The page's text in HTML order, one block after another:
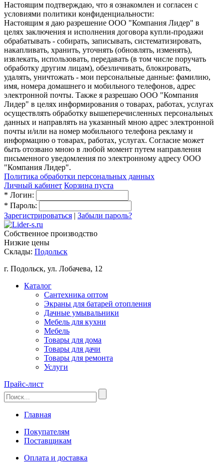
Настоящим подтверждаю, что я ознакомлен и согласен с
условиями политики конфиденциальности:
Настоящим я даю разрешение ООО "Компания Лидер" в
целях заключения и исполнения договора купли-продажи
обрабатывать - собирать, записывать, систематизировать,
накапливать, хранить, уточнять (обновлять, изменять),
извлекать, использовать, передавать (в том числе поручать
обработку другим лицам), обезличивать, блокировать,
удалять, уничтожать - мои персональные данные: фамилию,
имя, номера домашнего и мобильного телефонов, адрес
электронной почты. Также я разрешаю ООО "Компания
Лидер" в целях информирования о товарах, работах, услугах
осуществлять обработку вышеперечисленных персональных
данных и направлять на указанный мною адрес электронной
почты и/или на номер мобильного телефона рекламу и
информацию о товарах, работах, услугах. Согласие может
быть отозвано мною в любой момент путем направления
письменного уведомления по электронному адресу ООО
"Компания Лидер".
Политика обработки персональных данных
Личный кабинет Корзина пуста
* Логин:
* Пароль:
Зарегистрироваться | Забыли пароль?
Собственное производство
Низкие цены
Склады: Подольск
г. Подольск, ул. Лобачева, 12
Каталог
Сантехника оптом
Экраны для батарей отопления
Дачные умывальники
Мебель для кухни
Мебель
Товары для дома
Товары для дачи
Товары для ремонта
Услуги
Прайс-лист
Главная
Покупателям
Поставщикам
Оплата и доставка